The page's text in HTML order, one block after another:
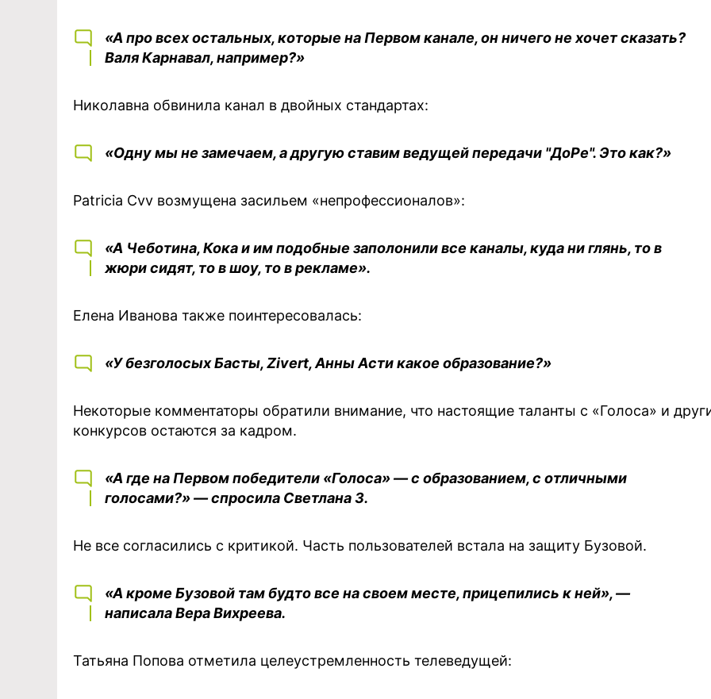
«А про всех остальных, которые на Первом канале, он ничего не хочет сказать?
Валя Карнавал, например?»
Николавна обвинила канал в двойных стандартах:
«Одну мы не замечаем, а другую ставим ведущей передачи "ДоРе". Это как?»
Patricia Cvv возмущена засильем «непрофессионалов»:
«А Чеботина, Кока и им подобные заполонили все каналы, куда ни глянь, то в
жюри сидят, то в шоу, то в рекламе».
Елена Иванова также поинтересовалась:
«У безголосых Басты, Zivert, Анны Асти какое образование?»
Некоторые комментаторы обратили внимание, что настоящие таланты с «Голоса» и
конкурсов остаются за кадром.
«А где на Первом победители «Голоса» — с образованием, с отличными
голосами?» — спросила Светлана З.
Не все согласились с критикой. Часть пользователей встала на защиту Бузовой.
«А кроме Бузовой там будто все на своем месте, прицепились к ней», —
написала Вера Вихреева.
Татьяна Попова отметила целеустремленность телеведущей: